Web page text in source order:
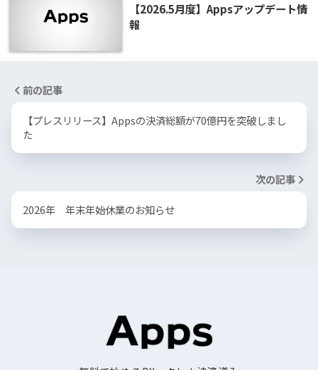
【2026.5月度】Appsアップデート情
報
前の記事
【プレスリリース】Appsの決済総額が70億円を突破しまし
た
次の記事
2026年 年末年始休業のお知らせ